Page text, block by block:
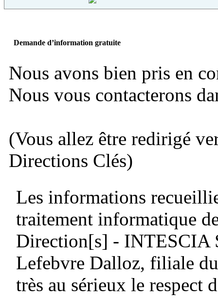
Demande d’information gratuite
Nous avons bien pris en
Nous vous contacterons
(Vous allez être redirigé
Directions Clés)
Les informations
traitement informatique
Direction[s] - INTESCIA
Lefebvre Dalloz, filiale
très au sérieux le respect